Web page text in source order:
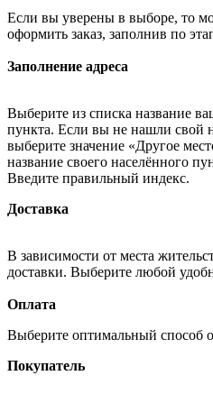
Если вы уверены в выборе, то
оформить заказ, заполнив по
Заполнение адреса
Выберите из списка название
пункта. Если вы не нашли свой
выберите значение «Другое
название своего населённого
Введите правильный индекс.
Доставка
В зависимости от места
доставки. Выберите любой
Оплата
Выберите оптимальный способ
Покупатель